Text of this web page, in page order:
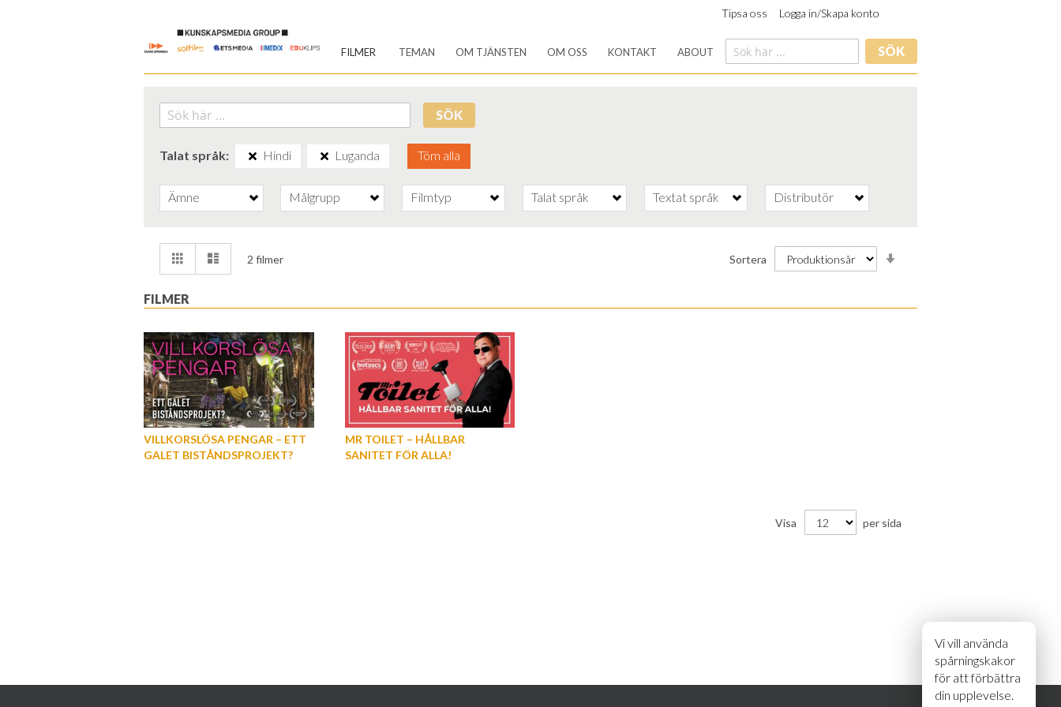
Vi vill använda
spårningskakor
för att förbättra
din upplevelse.
Tipsa oss Logga in/Skapa konto
Content
FILMER TEMAN OM TJÄNSTEN OM OSS KONTAKT ABOUT SÖK
SÖK
Talat språk Hindi Luganda Töm alla
Ämne Målgrupp Filmtyp Talat språk Textat språk Distributör
Visa
som
Rutnät 2 filmer Sortera
FILMER
VILLKORSLÖSA PENGAR – ETT
GALET BISTÅNDSPROJEKT?
MR TOILET – HÅLLBAR
SANITET FÖR ALLA!
Visa per sida